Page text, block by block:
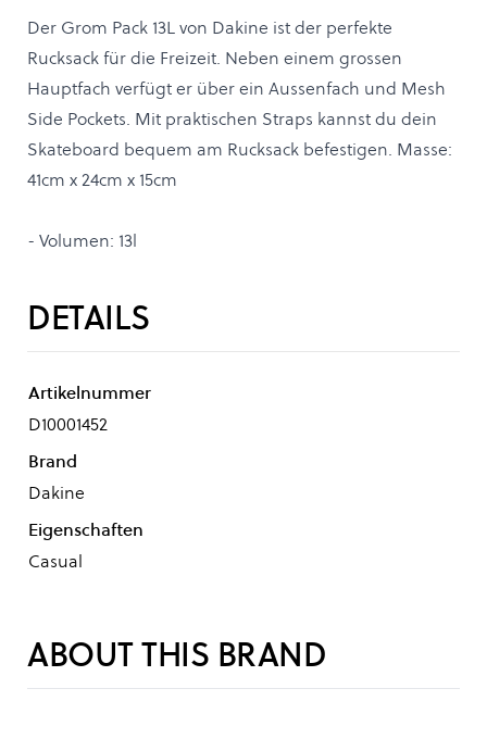
Der Grom Pack 13L von Dakine ist der perfekte
Rucksack für die Freizeit. Neben einem grossen
Hauptfach verfügt er über ein Aussenfach und Mesh
Side Pockets. Mit praktischen Straps kannst du dein
Skateboard bequem am Rucksack befestigen. Masse:
41cm x 24cm x 15cm
- Volumen: 13l
DETAILS
Artikelnummer
D10001452
Brand
Dakine
Eigenschaften
Casual
ABOUT THIS BRAND